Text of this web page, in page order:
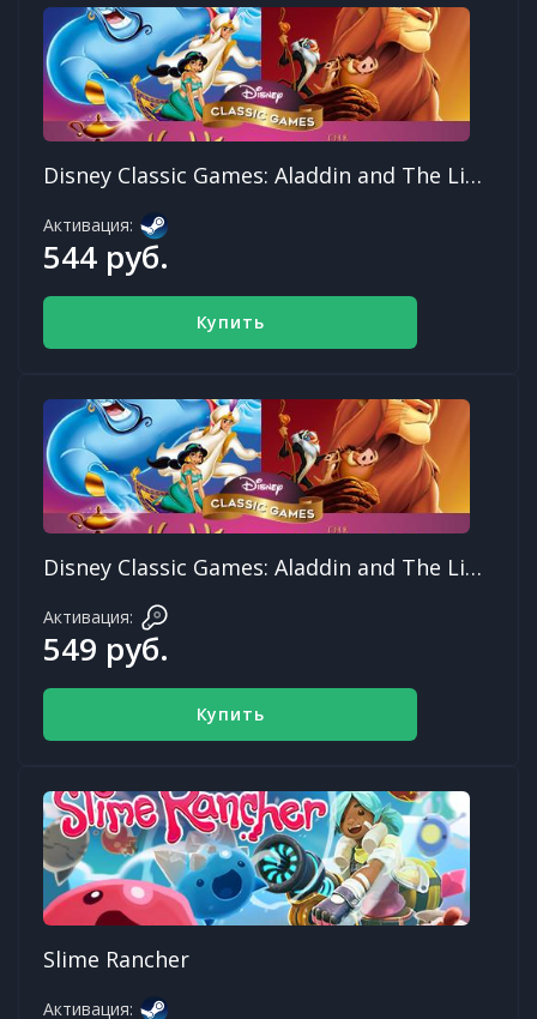
Disney Classic Games: Aladdin and The Lion King
Активация:
544 руб.
Купить
Disney Classic Games: Aladdin and The Lion King
Активация:
549 руб.
Купить
Slime Rancher
Активация: